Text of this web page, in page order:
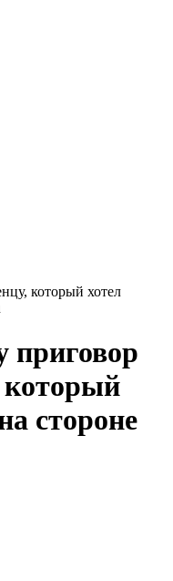
который хотел
приговор
который
стороне